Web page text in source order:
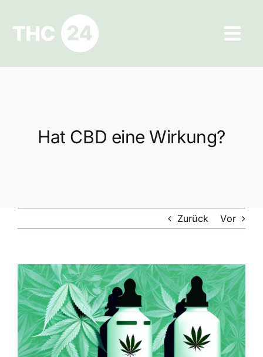
springen
Ratgeber
Datenschutz
Hat CBD eine Wirkung?
Zurück Vor
Zeige
grösseres
Bild